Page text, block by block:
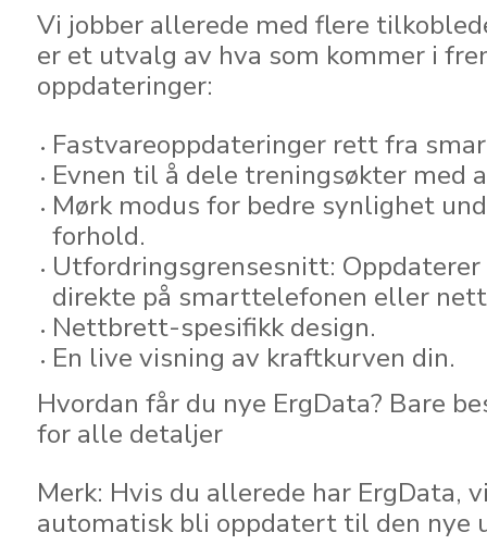
Vi jobber allerede med flere
er et utvalg av hva som kommer i
oppdateringer:
Fastvareoppdateringer rett fra
Evnen til å dele treningsøkter med
Mørk modus for bedre synlighet
forhold.
Utfordringsgrensesnitt:
direkte på smarttelefonen eller
Nettbrett-spesifikk design.
En live visning av kraftkurven din.
Hvordan får du nye ErgData? Bare
for alle detaljer
Merk: Hvis du allerede har ErgData,
automatisk bli oppdatert til den nye